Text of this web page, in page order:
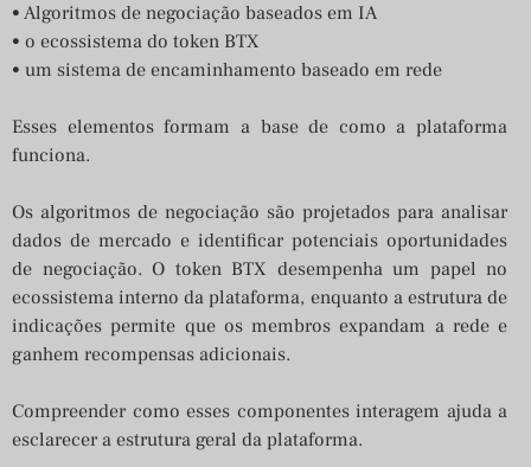
• Algoritmos de negociação baseados em IA
• o ecossistema do token BTX
• um sistema de encaminhamento baseado em rede
Esses elementos formam a base de como a plataforma
funciona.
Os algoritmos de negociação são projetados para analisar
dados de mercado e identificar potenciais oportunidades
de negociação. O token BTX desempenha um papel no
ecossistema interno da plataforma, enquanto a estrutura de
indicações permite que os membros expandam a rede e
ganhem recompensas adicionais.
Compreender como esses componentes interagem ajuda a
esclarecer a estrutura geral da plataforma.